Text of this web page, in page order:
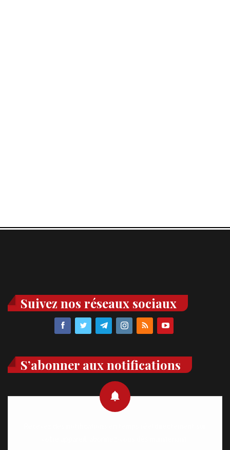
Suivez nos réseaux sociaux
S’abonner aux notifications